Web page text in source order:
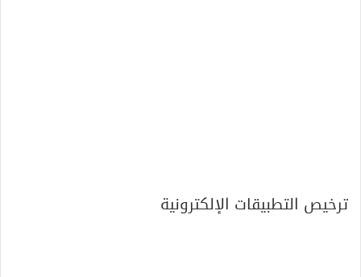
ترخيص التطبيقات الإلكترونية